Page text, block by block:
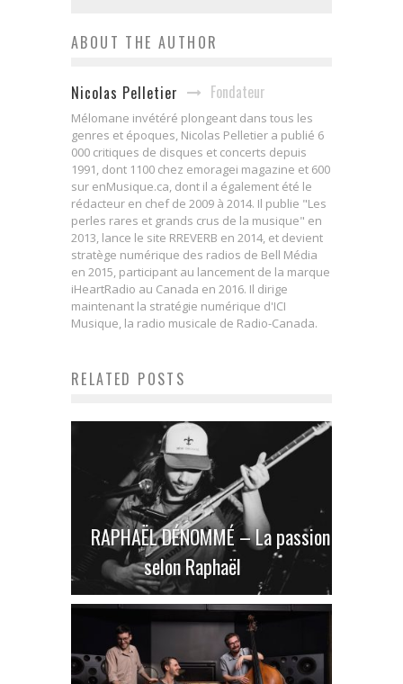
ABOUT THE AUTHOR
Nicolas Pelletier Fondateur
Mélomane invétéré plongeant dans tous les
genres et époques, Nicolas Pelletier a publié 6
000 critiques de disques et concerts depuis
1991, dont 1100 chez emoragei magazine et 600
sur enMusique.ca, dont il a également été le
rédacteur en chef de 2009 à 2014. Il publie "Les
perles rares et grands crus de la musique" en
2013, lance le site RREVERB en 2014, et devient
stratège numérique des radios de Bell Média
en 2015, participant au lancement de la marque
iHeartRadio au Canada en 2016. Il dirige
maintenant la stratégie numérique d'ICI
Musique, la radio musicale de Radio-Canada.
RELATED POSTS
RAPHAËL DÉNOMMÉ – La passion
selon Raphaël